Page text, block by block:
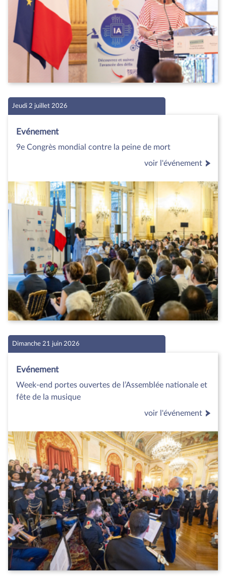
Jeudi 2 juillet 2026
Evénement
9e Congrès mondial contre la peine de mort
voir l'événement
Dimanche 21 juin 2026
Evénement
Week-end portes ouvertes de l’Assemblée nationale et
fête de la musique
voir l'événement